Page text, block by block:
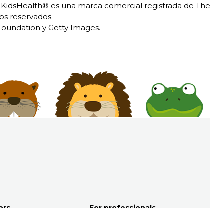
es una marca comercial registrada de The
reservados.
y Getty Images.